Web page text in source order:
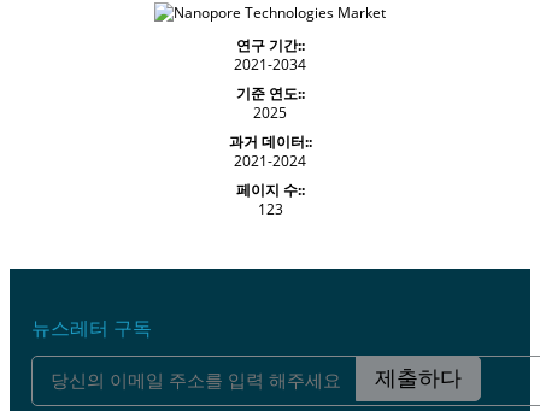
연구 기간::
2021-2034
기준 연도::
2025
과거 데이터::
2021-2024
페이지 수::
123
뉴스레터 구독
제출하다